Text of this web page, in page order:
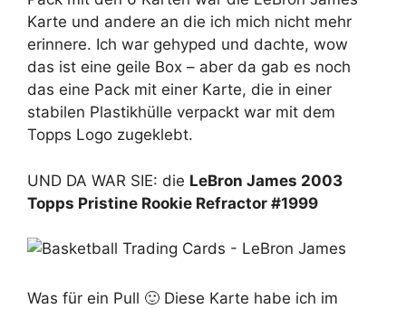
Karte und andere an die ich mich nicht mehr
erinnere. Ich war gehyped und dachte, wow
das ist eine geile Box – aber da gab es noch
das eine Pack mit einer Karte, die in einer
stabilen Plastikhülle verpackt war mit dem
Topps Logo zugeklebt.
UND DA WAR SIE: die LeBron James 2003
Topps Pristine Rookie Refractor #1999
Was für ein Pull 🙂 Diese Karte habe ich im